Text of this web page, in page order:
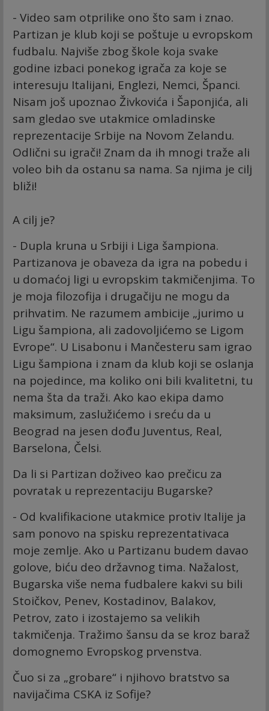
- Video sam otprilike ono što sam i znao.
Partizan je klub koji se poštuje u evropskom
fudbalu. Najviše zbog škole koja svake
godine izbaci ponekog igrača za koje se
interesuju Italijani, Englezi, Nemci, Španci.
Nisam još upoznao Živkovića i Šaponjića, ali
sam gledao sve utakmice omladinske
reprezentacije Srbije na Novom Zelandu.
Odlični su igrači! Znam da ih mnogi traže ali
voleo bih da ostanu sa nama. Sa njima je cilj
bliži!
A cilj je?
- Dupla kruna u Srbiji i Liga šampiona.
Partizanova je obaveza da igra na pobedu i
u domaćoj ligi u evropskim takmičenjima. To
je moja filozofija i drugačiju ne mogu da
prihvatim. Ne razumem ambicije „jurimo u
Ligu šampiona, ali zadovoljićemo se Ligom
Evrope“. U Lisabonu i Mančesteru sam igrao
Ligu šampiona i znam da klub koji se oslanja
na pojedince, ma koliko oni bili kvalitetni, tu
nema šta da traži. Ako kao ekipa damo
maksimum, zaslužićemo i sreću da u
Beograd na jesen dođu Juventus, Real,
Barselona, Čelsi.
Da li si Partizan doživeo kao prečicu za
povratak u reprezentaciju Bugarske?
- Od kvalifikacione utakmice protiv Italije ja
sam ponovo na spisku reprezentativaca
moje zemlje. Ako u Partizanu budem davao
golove, biću deo državnog tima. Nažalost,
Bugarska više nema fudbalere kakvi su bili
Stoičkov, Penev, Kostadinov, Balakov,
Petrov, zato i izostajemo sa velikih
takmičenja. Tražimo šansu da se kroz baraž
domognemo Evropskog prvenstva.
Čuo si za „grobare“ i njihovo bratstvo sa
navijačima CSKA iz Sofije?